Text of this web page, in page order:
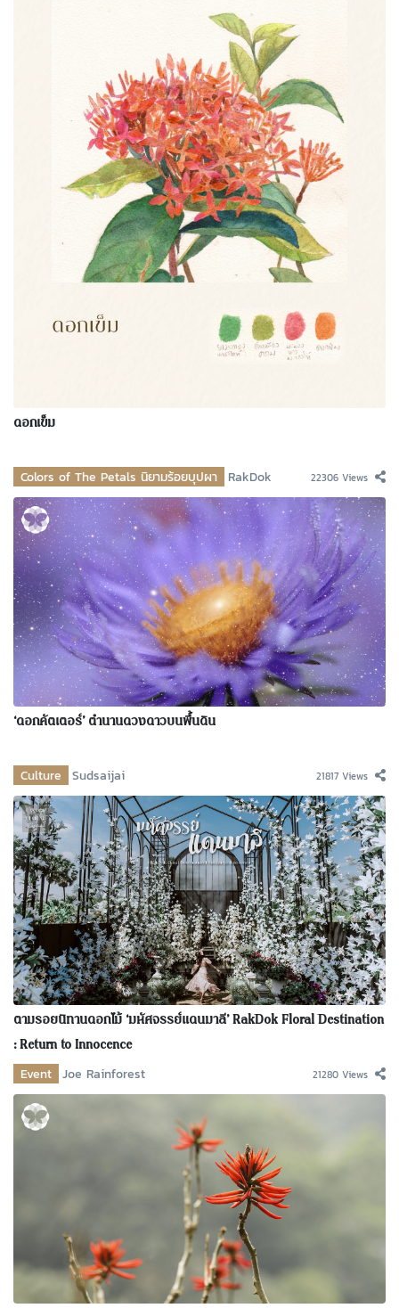
ดอกเข็ม
Colors of The Petals นิยามร้อยบุปผา RakDok 22306 Views
‘ดอกคัตเตอร์’ ตำนานดวงดาวบนพื้นดิน
Culture Sudsaijai 21817 Views
ตามรอยนิทานดอกไม้ ‘มหัศจรรย์แดนมาลี’ RakDok Floral Destination
: Return to Innocence
Event Joe Rainforest 21280 Views